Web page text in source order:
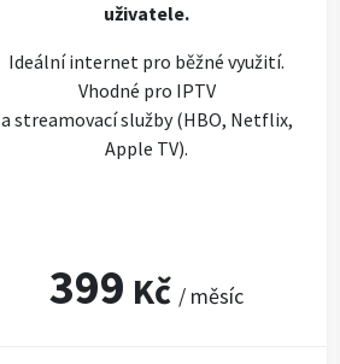
uživatele.
Ideální internet pro běžné využití.
Vhodné pro IPTV
a streamovací služby (HBO, Netflix,
Apple TV).
399 Kč / měsíc